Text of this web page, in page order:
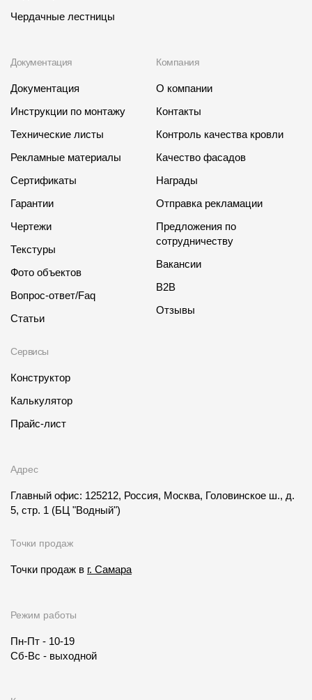
Сб-Вс - выходной
Чердачные лестницы
Документация
Документация
Инструкции по монтажу
Технические листы
Рекламные материалы
Сертификаты
Гарантии
Чертежи
Текстуры
Фото объектов
Вопрос-ответ/Faq
Статьи
Сервисы
Конструктор
Калькулятор
Прайс-лист
Компания
О компании
Контакты
Контроль качества кровли
Качество фасадов
Награды
Отправка рекламации
Предложения по
сотрудничеству
Вакансии
B2B
Отзывы
Адрес
Главный офис: 125212, Россия, Москва, Головинское ш., д.
5, стр. 1 (БЦ "Водный")
Точки продаж
Точки продаж в г. Самара
Режим работы
Пн-Пт - 10-19
Сб-Вс - выходной